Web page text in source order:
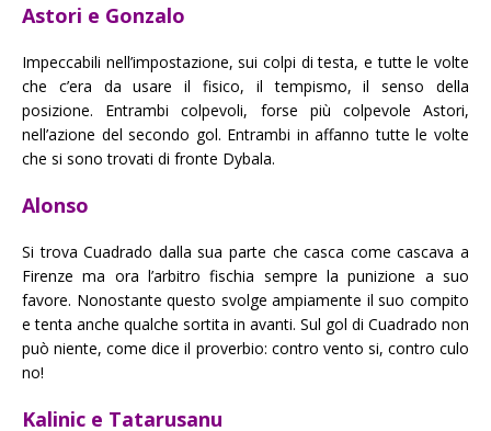
Astori e Gonzalo
Impeccabili nell’impostazione, sui colpi di testa, e tutte le volte
che c’era da usare il fisico, il tempismo, il senso della
posizione. Entrambi colpevoli, forse più colpevole Astori,
nell’azione del secondo gol. Entrambi in affanno tutte le volte
che si sono trovati di fronte Dybala.
Alonso
Si trova Cuadrado dalla sua parte che casca come cascava a
Firenze ma ora l’arbitro fischia sempre la punizione a suo
favore. Nonostante questo svolge ampiamente il suo compito
e tenta anche qualche sortita in avanti. Sul gol di Cuadrado non
può niente, come dice il proverbio: contro vento si, contro culo
no!
Kalinic e Tatarusanu